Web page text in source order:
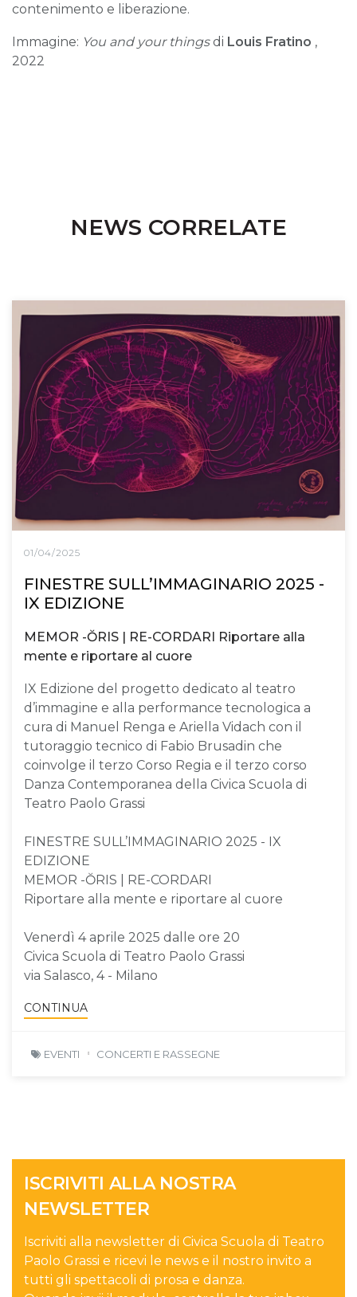
contenimento e liberazione.
Immagine: You and your thingsdi Louis Fratino ,
2022
NEWS CORRELATE
01/04/2025
FINESTRE SULL’IMMAGINARIO 2025 -
IX EDIZIONE
MEMOR -ŎRIS | RE-CORDARI Riportare alla
mente e riportare al cuore
IX Edizione del progetto dedicato al teatro
d’immagine e alla performance tecnologica a
cura di Manuel Renga e Ariella Vidach con il
tutoraggio tecnico di Fabio Brusadin che
coinvolge il terzo Corso Regia e il terzo corso
Danza Contemporanea della Civica Scuola di
Teatro Paolo Grassi
FINESTRE SULL’IMMAGINARIO 2025 - IX
EDIZIONE
MEMOR -ŎRIS | RE-CORDARI
Riportare alla mente e riportare al cuore
Venerdì 4 aprile 2025 dalle ore 20
Civica Scuola di Teatro Paolo Grassi
via Salasco, 4 - Milano
CONTINUA
EVENTI CONCERTI E RASSEGNE
ISCRIVITI ALLA NOSTRA
NEWSLETTER
Iscriviti alla newsletter di Civica Scuola di Teatro
Paolo Grassi e ricevi le news e il nostro invito a
tutti gli spettacoli di prosa e danza.